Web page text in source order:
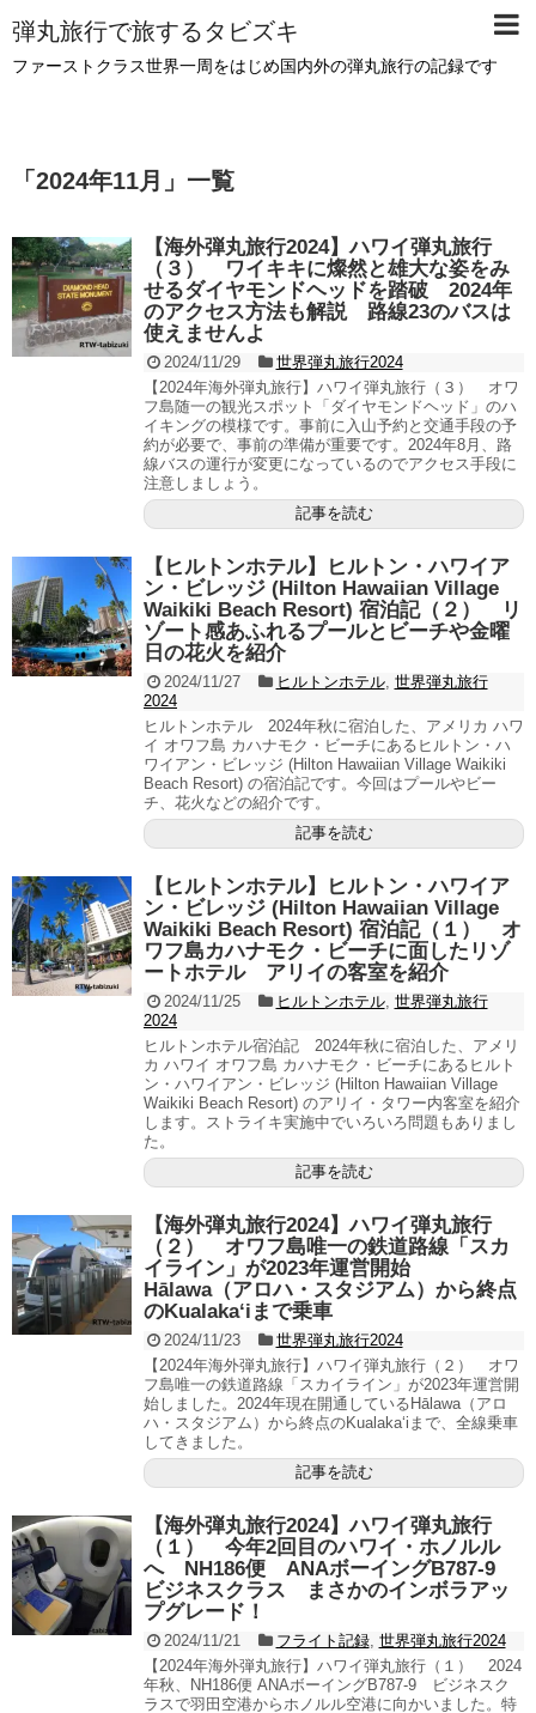
弾丸旅行で旅するタビズキ
ファーストクラス世界一周をはじめ国内外の弾丸旅行の記録です
「 2024年11月 」 一覧
【海外弾丸旅行2024】ハワイ弾丸旅行
（３） ワイキキに燦然と雄大な姿をみ
せるダイヤモンドヘッドを踏破 2024年
のアクセス方法も解説 路線23のバスは
使えませんよ
2024/11/29
世界弾丸旅行2024
【2024年海外弾丸旅行】ハワイ弾丸旅行（３） オワ
フ島随一の観光スポット「ダイヤモンドヘッド」のハ
イキングの模様です。事前に入山予約と交通手段の予
約が必要で、事前の準備が重要です。2024年8月、路
線バスの運行が変更になっているのでアクセス手段に
注意しましょう。
記事を読む
【ヒルトンホテル】ヒルトン・ハワイア
ン・ビレッジ (Hilton Hawaiian Village
Waikiki Beach Resort) 宿泊記（２） リ
ゾート感あふれるプールとビーチや金曜
日の花火を紹介
2024/11/27 ヒルトンホテル, 世界弾丸旅行
2024
ヒルトンホテル 2024年秋に宿泊した、アメリカ ハワ
イ オワフ島 カハナモク・ビーチにあるヒルトン・ハ
ワイアン・ビレッジ (Hilton Hawaiian Village Waikiki
Beach Resort) の宿泊記です。今回はプールやビー
チ、花火などの紹介です。
記事を読む
【ヒルトンホテル】ヒルトン・ハワイア
ン・ビレッジ (Hilton Hawaiian Village
Waikiki Beach Resort) 宿泊記（１） オ
ワフ島カハナモク・ビーチに面したリゾ
ートホテル アリイの客室を紹介
2024/11/25 ヒルトンホテル, 世界弾丸旅行
2024
ヒルトンホテル宿泊記 2024年秋に宿泊した、アメリ
カ ハワイ オワフ島 カハナモク・ビーチにあるヒルト
ン・ハワイアン・ビレッジ (Hilton Hawaiian Village
Waikiki Beach Resort) のアリイ・タワー内客室を紹介
します。ストライキ実施中でいろいろ問題もありまし
た。
記事を読む
【海外弾丸旅行2024】ハワイ弾丸旅行
（２） オワフ島唯一の鉄道路線「スカ
イライン」が2023年運営開始
Hālawa（アロハ・スタジアム）から終点
のKualakaʻiまで乗車
2024/11/23
世界弾丸旅行2024
【2024年海外弾丸旅行】ハワイ弾丸旅行（２） オワ
フ島唯一の鉄道路線「スカイライン」が2023年運営開
始しました。2024年現在開通しているHālawa（アロ
ハ・スタジアム）から終点のKualakaʻiまで、全線乗車
してきました。
記事を読む
【海外弾丸旅行2024】ハワイ弾丸旅行
（１） 今年2回目のハワイ・ホノルル
へ NH186便 ANAボーイングB787-9
ビジネスクラス まさかのインボラアッ
プグレード！
2024/11/21 フライト記録, 世界弾丸旅行2024
【2024年海外弾丸旅行】ハワイ弾丸旅行（１） 2024
年秋、NH186便 ANAボーイングB787-9 ビジネスク
ラスで羽田空港からホノルル空港に向かいました。特